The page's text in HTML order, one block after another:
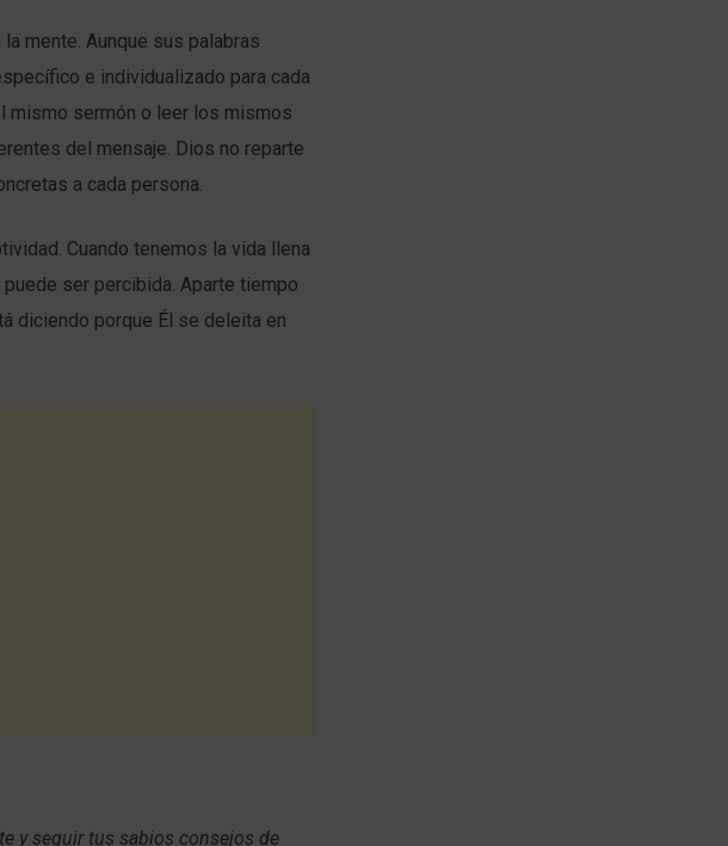
mente. Aunque sus palabras
e individualizado para cada
mismo sermón o leer los mismos
del mensaje. Dios no reparte
a cada persona.
Cuando tenemos la vida llena
ser percibida. Aparte tiempo
diciendo porque Él se deleita en
y seguir tus sabios consejos de